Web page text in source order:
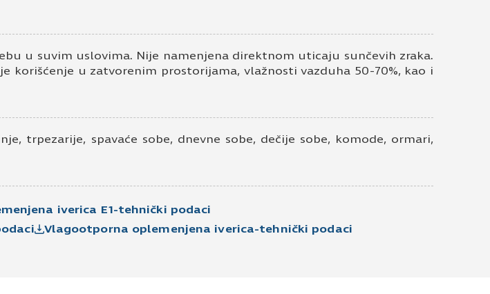
korišćenja i Politiku privatnosti*
u suvim uslovima. Nije namenjena direktnom uticaju sunčevih zraka.
korišćenje u zatvorenim prostorijama, vlažnosti vazduha 50-70%, kao i
trpezarije, spavaće sobe, dnevne sobe, dečije sobe, komode, ormari,
iverica E1-tehnički podaci
Vlagootporna oplemenjena iverica-tehnički podaci